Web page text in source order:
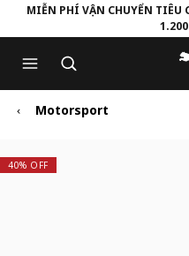
to
Main
content
to
Footer
Content
MIỄN PHÍ VẬN CHUYỂN TIÊU
Motorsport
40% OFF